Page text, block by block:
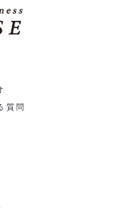
質問